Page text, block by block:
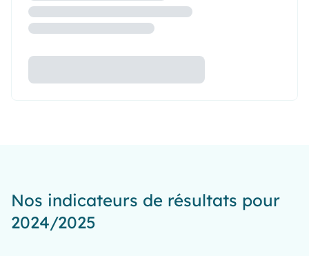
Nos indicateurs de résultats pour
2024/2025